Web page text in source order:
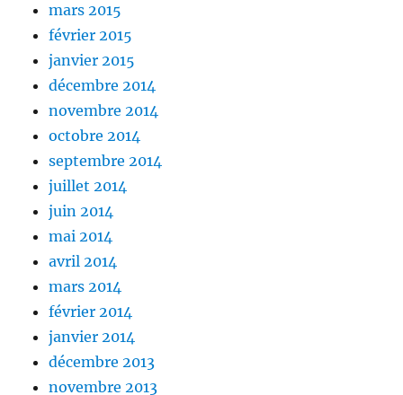
mars 2015
février 2015
janvier 2015
décembre 2014
novembre 2014
octobre 2014
septembre 2014
juillet 2014
juin 2014
mai 2014
avril 2014
mars 2014
février 2014
janvier 2014
décembre 2013
novembre 2013